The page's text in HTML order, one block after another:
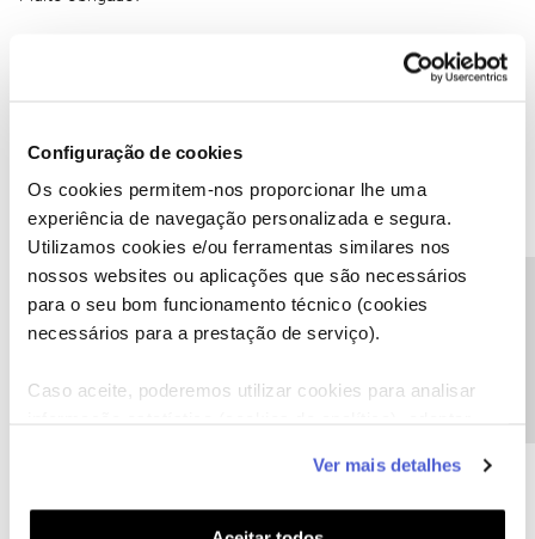
Configuração de cookies
Os cookies permitem-nos proporcionar lhe uma
experiência de navegação personalizada e segura.
Utilizamos cookies e/ou ferramentas similares nos
nossos websites ou aplicações que são necessários
para o seu bom funcionamento técnico (cookies
necessários para a prestação de serviço).
Caso aceite, poderemos utilizar cookies para analisar
funcionalidades (cookies de personalização e
funcionalidade) e adaptar anúncios aos seus interesses
(cookies de publicidade personalizada). Pode gerir a
Ver mais detalhes
Ajude a comunidade a encontrar informação relevante. Marque
J Jolica Forum|Forum|6 years ago
Limitar as chamadas feitas a 10 números é compreensivel, agora
limitar receber chamadas de 10 números já não me parece tão
compreensivel.